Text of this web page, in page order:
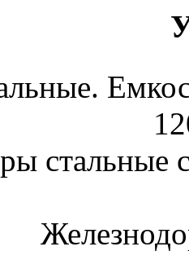
стальные